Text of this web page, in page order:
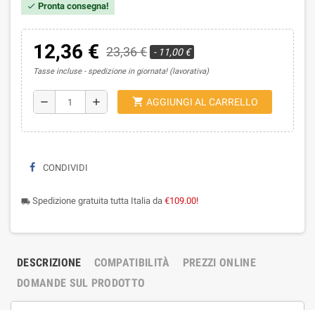
check Pronta consegna!
12,36 € 23,36 € - 11,00 €
Tasse incluse spedizione in giornata! (lavorativa)
remove add shopping_cart AGGIUNGI AL CARRELLO
CONDIVIDI
local_shipping Spedizione gratuita tutta Italia da €109.00!
DESCRIZIONE COMPATIBILITÀ
PREZZI ONLINE
DOMANDE SUL PRODOTTO